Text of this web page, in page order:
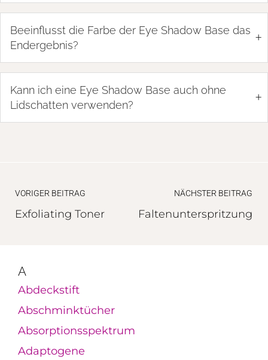
Beeinflusst die Farbe der Eye Shadow Base das
Endergebnis?
+
Kann ich eine Eye Shadow Base auch ohne
Lidschatten verwenden?
+
VORIGER BEITRAG
Exfoliating Toner
NÄCHSTER BEITRAG
Faltenunterspritzung
A
Abdeckstift
Abschminktücher
Absorptionsspektrum
Adaptogene